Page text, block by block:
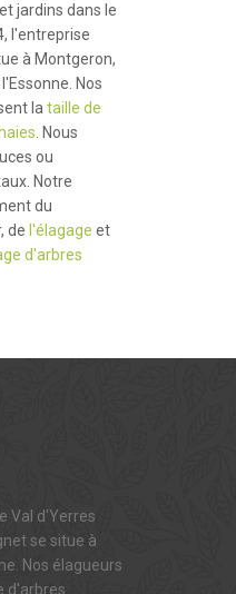
jardins dans le
l'entreprise
à Montgeron,
Nos
la taille de
. Nous
ou
Notre
du
de l'élagage et
d'arbres
Val d'Yerres
se situe à
Nos élagueurs
d'arbres